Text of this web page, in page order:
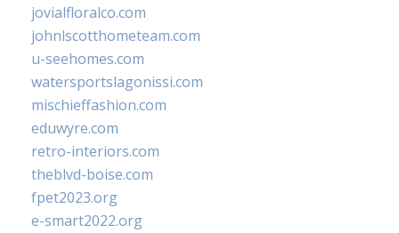
jovialfloralco.com
johnlscotthometeam.com
u-seehomes.com
watersportslagonissi.com
mischieffashion.com
eduwyre.com
retro-interiors.com
theblvd-boise.com
fpet2023.org
e-smart2022.org